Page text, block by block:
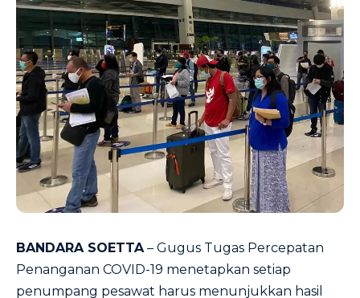
BANDARA SOETTA– Gugus Tugas Percepatan
Penanganan COVID-19 menetapkan setiap
penumpang pesawat harus menunjukkan hasil